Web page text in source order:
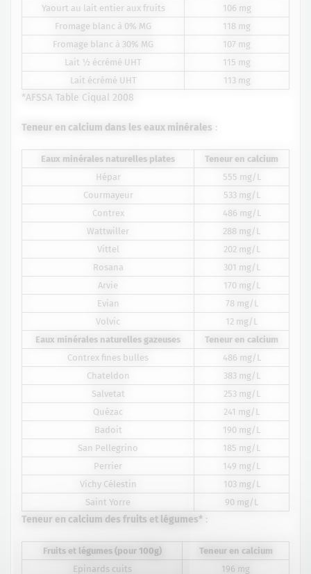
Yaourt au lait entier aux fruits
106 mg
Fromage blanc à 0% MG
118 mg
Fromage blanc à 30% MG
107 mg
Lait ½ écrémé UHT
115 mg
Lait écrémé UHT
113 mg
*AFSSA Table Ciqual 2008
Teneur en calcium dans les eaux minérales :
Eaux minérales naturelles plates
Teneur en calcium
Hépar
555 mg/L
Courmayeur
533 mg/L
Contrex
486 mg/L
Wattwiller
288 mg/L
Vittel
202 mg/L
Rosana
301 mg/L
Arvie
170 mg/L
Evian
78 mg/L
Volvic
12 mg/L
Eaux minérales naturelles gazeuses
Teneur en calcium
Contrex fines bulles
486 mg/L
Chateldon
383 mg/L
Salvetat
253 mg/L
Quézac
241 mg/L
Badoit
190 mg/L
San Pellegrino
185 mg/L
Perrier
149 mg/L
Vichy Célestin
103 mg/L
Saint Yorre
90 mg/L
Teneur en calcium des fruits et légumes* :
Fruits et légumes (pour 100g)
Teneur en calcium
Epinards cuits
196 mg